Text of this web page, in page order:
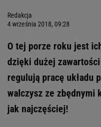
Redakcja
4 września 2018, 09:28
O tej porze roku jest
dzięki dużej
regulują pracę układu
walczysz ze zbędnymi
jak najczęściej!